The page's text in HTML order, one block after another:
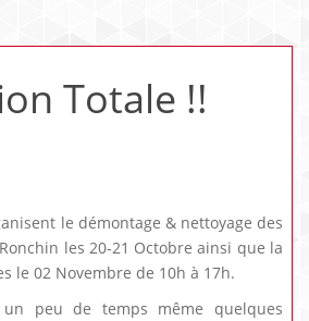
Totale !!
le démontage & nettoyage des
les 20-21 Octobre ainsi que la
le 02 Novembre de 10h à 17h.
peu de temps même quelques